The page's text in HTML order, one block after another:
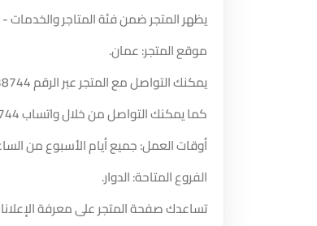
يظهر المتجر ضمن فئة المتاجر
موقع المتجر: عمان.
يمكنك التواصل مع المتجر عبر الرقم
كما يمكنك التواصل من خلال واتساب
أوقات العمل: جميع أيام الأسبوع من الساعة 9:00 صباحًا حتى الساعة 11:58
الفروع المتاحة: الدوار.
تساعدك صفحة المتجر على معرفة